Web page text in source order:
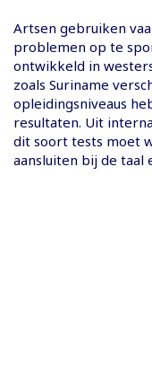
Artsen gebruiken
problemen op te
ontwikkeld in
zoals Suriname
opleidingsniveaus
resultaten. Uit
dit soort tests moet
aansluiten bij de taal